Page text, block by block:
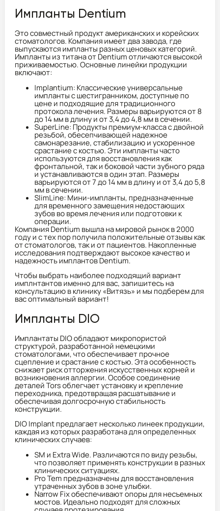
Импланты Dentium
Это совместный продукт американских и корейских
стоматологов. Компания имеет два завода, где
выпускаются импланты разных ценовых категорий.
Импланты из титана от Dentium отличаются высокой
приживаемостью. Основные линейки продукции
включают:
Implantium: Классические универсальные
импланты с шестигранником, доступные по
цене и подходящие для традиционного
протокола лечения. Размеры варьируются от 8
до 14 мм в длину и от 3,4 до 4,8 мм в сечении.
SuperLine: Продукты премиум-класса с двойной
резьбой, обесепчивающей надежное
самонарезание, стабилизацию и ускоренное
срастание с костью. Эти импланты часто
используются для восстановления как
фронтальной, так и боковой части зубного ряда
и устанавливаются в один этап. Размеры
варьируются от 7 до 14 мм в длину и от 3,4 до 5,8
мм в сечении.
SlimLine: Мини-импланты, предназначенные
для временного замещения недостающих
зубов во время лечения или подготовки к
операции.
Компания Dentium вышла на мировой рынок в 2000
году и с тех пор получила положительные отзывы как
от стоматологов, так и от пациентов. Накопленные
исследования подтверждают высокое качество и
надежность имплантов Dentium.
Чтобы выбрать наиболее подходящий вариант
имплнтантов именно для вас, запишитесь на
консультацию в клинику «Витязь» и мы подберем для
вас оптимальный вариант!
Импланты DIO
Имплантаты DIO обладают микропористой
структурой, разработанной немецкими
стоматологами, что обеспечивает прочное
сцепление и срастание с костью. Эта особенность
снижает риск отторжения искусственных корней и
возникновения аллергии. Особое соединение
деталей Tors облегчает установку и крепление
переходника, предотвращая расшатывание и
обеспечивая долгосрочную стабильность
конструкции.
DIO Implant предлагает несколько линеек продукции,
каждая из которых разработана для определенных
клинических случаев:
SM и Extra Wide. Различаются по виду резьбы,
что позволяет применять конструкции в разных
клинических ситуациях.
Pro Tem предназначены для восстановления
утраченных зубов в зоне улыбки.
Narrow Fix обеспечивают опоры для несъемных
мостов. Идеально подходят для сложных